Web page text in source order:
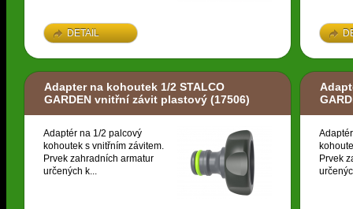
DETAIL
Adapter na kohoutek 1/2 STALCO
GARDEN vnitřní závit plastový (17506)
Adaptér na 1/2 palcový
kohoutek s vnitřním závitem.
Prvek zahradních armatur
určených k...
Prvek